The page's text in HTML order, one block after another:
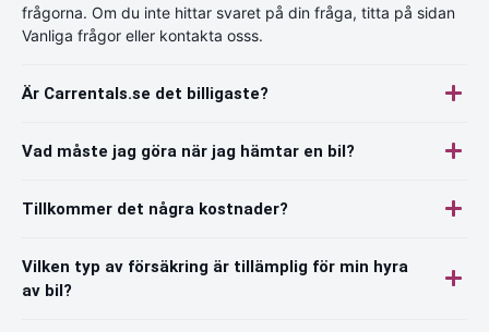
frågorna. Om du inte hittar svaret på din fråga, titta på sidan
Vanliga frågor eller kontakta osss.
Är Carrentals.se det billigaste?
Vad måste jag göra när jag hämtar en bil?
Tillkommer det några kostnader?
Vilken typ av försäkring är tillämplig för min hyra
av bil?